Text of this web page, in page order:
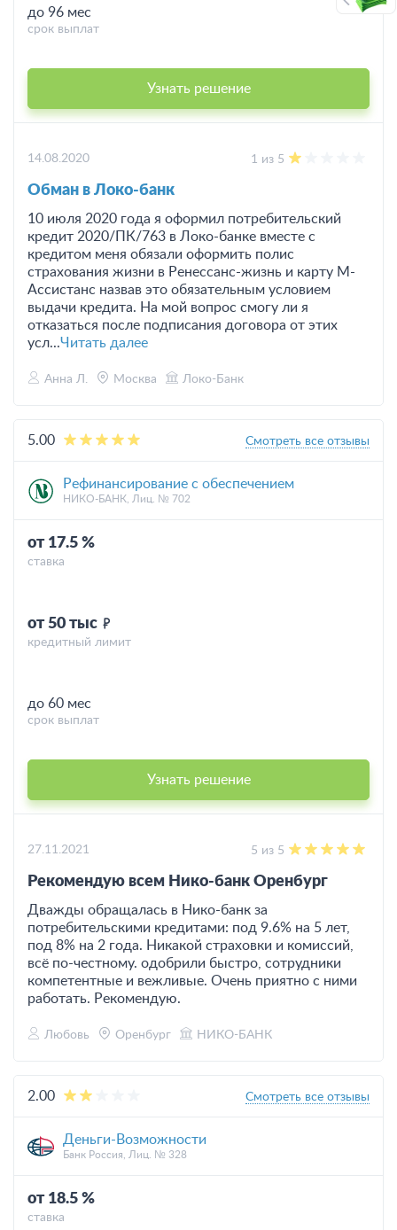
до 96 мес
срок выплат
Узнать решение
14.08.2020 1 из 5
Обман в Локо-банк
10 июля 2020 года я оформил потребительский
кредит 2020/ПК/763 в Локо-банке вместе с
кредитом меня обязали оформить полис
страхования жизни в Ренессанс-жизнь и карту М-
Ассистанс назвав это обязательным условием
выдачи кредита. На мой вопрос смогу ли я
отказаться после подписания договора от этих
усл...Читать далее
Анна Л. Москва Локо-Банк
5.00 Смотреть все отзывы
Рефинансирование с обеспечением
НИКО-БАНК, Лиц. № 702
от 17.5 %
ставка
от 50 тыс
кредитный лимит
до 60 мес
срок выплат
Узнать решение
27.11.2021 5 из 5
Рекомендую всем Нико-банк Оренбург
Дважды обращалась в Нико-банк за
потребительскими кредитами: под 9.6% на 5 лет,
под 8% на 2 года. Никакой страховки и комиссий,
всё по-честному. одобрили быстро, сотрудники
компетентные и вежливые. Очень приятно с ними
работать. Рекомендую.
Любовь Оренбург НИКО-БАНК
2.00 Смотреть все отзывы
Деньги-Возможности
Банк Россия, Лиц. № 328
от 18.5 %
ставка